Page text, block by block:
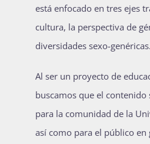
está enfocado en tres ejes
cultura, la perspectiva de
diversidades sexo-genéricas.
Al ser un proyecto de
buscamos que el
para la comunidad de la
así como para el público en